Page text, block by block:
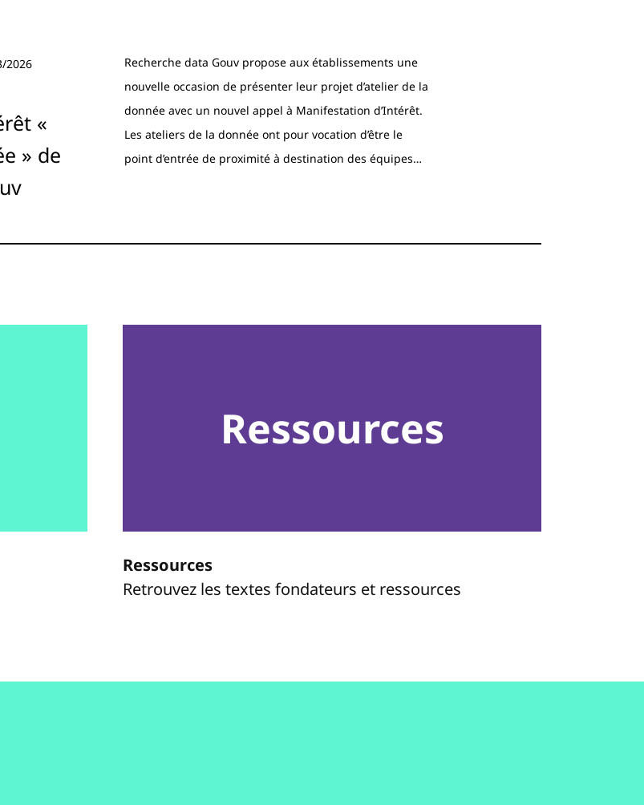
2026
«
» de
Recherche data Gouv propose aux établissements une
nouvelle occasion de présenter leur projet d’atelier de la
donnée avec un nouvel appel à Manifestation d’Intérêt.
Les ateliers de la donnée ont pour vocation d’être le
point d’entrée de proximité à destination des équipes…
Ressources
Ressources
Retrouvez les textes fondateurs et ressources